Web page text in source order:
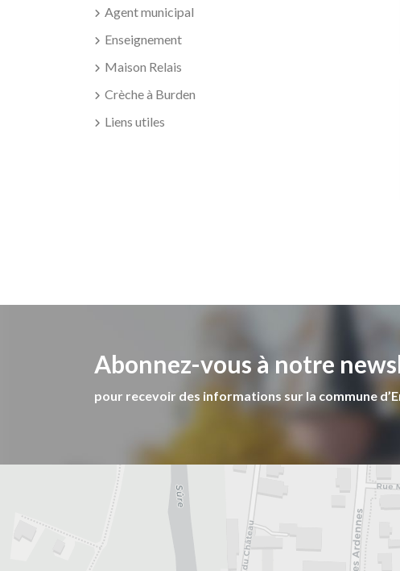
Agent municipal
Enseignement
Maison Relais
Crèche à Burden
Liens utiles
Abonnez-vous à notre
pour recevoir des informations sur la commune